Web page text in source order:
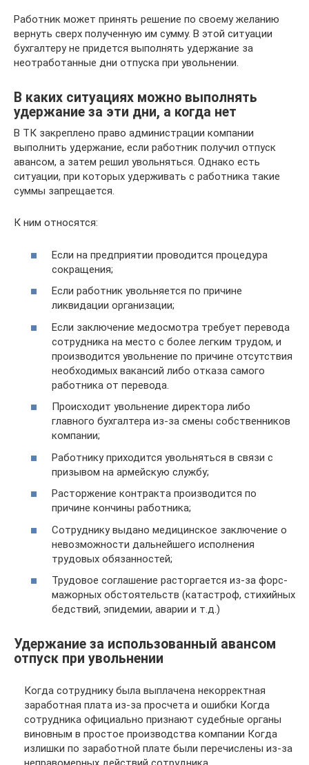
Работник может принять решение по своему желанию
вернуть сверх полученную им сумму. В этой ситуации
бухгалтеру не придется выполнять удержание за
неотработанные дни отпуска при увольнении.
В каких ситуациях можно выполнять
удержание за эти дни, а когда нет
В ТК закреплено право администрации компании
выполнить удержание, если работник получил отпуск
авансом, а затем решил увольняться. Однако есть
ситуации, при которых удерживать с работника такие
суммы запрещается.
К ним относятся:
Если на предприятии проводится процедура
сокращения;
Если работник увольняется по причине
ликвидации организации;
Если заключение медосмотра требует перевода
сотрудника на место с более легким трудом, и
производится увольнение по причине отсутствия
необходимых вакансий либо отказа самого
работника от перевода.
Происходит увольнение директора либо
главного бухгалтера из-за смены собственников
компании;
Работнику приходится увольняться в связи с
призывом на армейскую службу;
Расторжение контракта производится по
причине кончины работника;
Сотруднику выдано медицинское заключение о
невозможности дальнейшего исполнения
трудовых обязанностей;
Трудовое соглашение расторгается из-за форс-
мажорных обстоятельств (катастроф, стихийных
бедствий, эпидемии, аварии и т.д.)
Удержание за использованный авансом
отпуск при увольнении
Когда сотруднику была выплачена некорректная
заработная плата из-за просчета и ошибки Когда
сотрудника официально признают судебные органы
виновным в простое производства компании Когда
излишки по заработной плате были перечислены из-за